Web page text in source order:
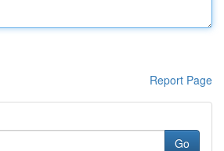
Report Page
Go